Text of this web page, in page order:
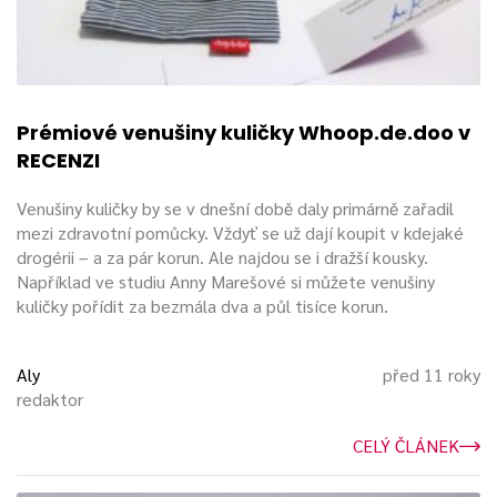
Co preferuji za praktiky:
Jsem klitoriálně vzrušivá. To znamená, že mě spíš
že mě vibrátor (a jemu podobné hračky neuspokojí)
neuspokojí. Má to jenom těžší :)
Lepší orgasmus zažívám ve chvíli, kdy mě dráždí
přítel. Jeho prsty jsou prostě kouzelné a i hračky umí
na mně použít lépe, než to dělám já. Asi se ho budu
muset držet :D
Nejlepší orgasmus jsem zažila
prožitek v této poloze byl tak intenzivní, že jsem
Prémiové venušiny kuličky Whoop.de.doo v
RECENZI
Venušiny kuličky by se v dnešní době daly primárně zařadil
mezi zdravotní pomůcky. Vždyť se už dají koupit v kdejaké
drogérii – a za pár korun. Ale najdou se i dražší kousky.
Například ve studiu Anny Marešové si můžete venušiny
kuličky pořídit za bezmála dva a půl tisíce korun.
Aly
redaktor
před 11 roky
CELÝ ČLÁNEK